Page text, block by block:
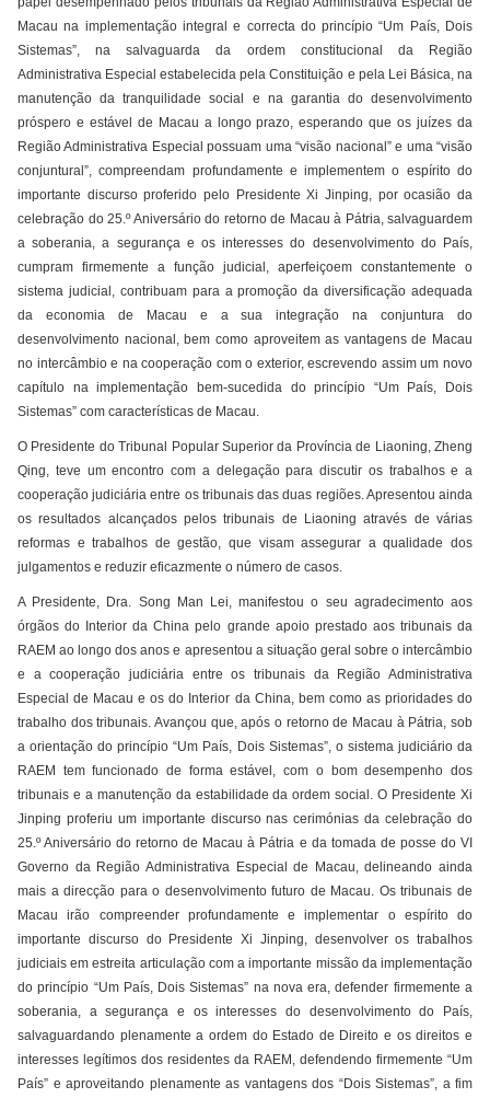
Macau na implementação integral e correcta do princípio “Um País, Dois
Sistemas”, na salvaguarda da ordem constitucional da Região
Administrativa Especial estabelecida pela Constituição e pela Lei Básica, na
manutenção da tranquilidade social e na garantia do desenvolvimento
próspero e estável de Macau a longo prazo, esperando que os juízes da
Região Administrativa Especial possuam uma “visão nacional” e uma “visão
conjuntural”, compreendam profundamente e implementem o espírito do
importante discurso proferido pelo Presidente Xi Jinping, por ocasião da
celebração do 25.º Aniversário do retorno de Macau à Pátria, salvaguardem
a soberania, a segurança e os interesses do desenvolvimento do País,
cumpram firmemente a função judicial, aperfeiçoem constantemente o
sistema judicial, contribuam para a promoção da diversificação adequada
da economia de Macau e a sua integração na conjuntura do
desenvolvimento nacional, bem como aproveitem as vantagens de Macau
no intercâmbio e na cooperação com o exterior, escrevendo assim um novo
capítulo na implementação bem-sucedida do princípio “Um País, Dois
Sistemas” com características de Macau.
O Presidente do Tribunal Popular Superior da Província de Liaoning, Zheng
Qing, teve um encontro com a delegação para discutir os trabalhos e a
cooperação judiciária entre os tribunais das duas regiões. Apresentou ainda
os resultados alcançados pelos tribunais de Liaoning através de várias
reformas e trabalhos de gestão, que visam assegurar a qualidade dos
julgamentos e reduzir eficazmente o número de casos.
A Presidente, Dra. Song Man Lei, manifestou o seu agradecimento aos
órgãos do Interior da China pelo grande apoio prestado aos tribunais da
RAEM ao longo dos anos e apresentou a situação geral sobre o intercâmbio
e a cooperação judiciária entre os tribunais da Região Administrativa
Especial de Macau e os do Interior da China, bem como as prioridades do
trabalho dos tribunais. Avançou que, após o retorno de Macau à Pátria, sob
a orientação do princípio “Um País, Dois Sistemas”, o sistema judiciário da
RAEM tem funcionado de forma estável, com o bom desempenho dos
tribunais e a manutenção da estabilidade da ordem social. O Presidente Xi
Jinping proferiu um importante discurso nas cerimónias da celebração do
25.º Aniversário do retorno de Macau à Pátria e da tomada de posse do VI
Governo da Região Administrativa Especial de Macau, delineando ainda
mais a direcção para o desenvolvimento futuro de Macau. Os tribunais de
Macau irão compreender profundamente e implementar o espírito do
importante discurso do Presidente Xi Jinping, desenvolver os trabalhos
judiciais em estreita articulação com a importante missão da implementação
do princípio “Um País, Dois Sistemas” na nova era, defender firmemente a
soberania, a segurança e os interesses do desenvolvimento do País,
salvaguardando plenamente a ordem do Estado de Direito e os direitos e
interesses legítimos dos residentes da RAEM, defendendo firmemente “Um
País” e aproveitando plenamente as vantagens dos “Dois Sistemas”, a fim